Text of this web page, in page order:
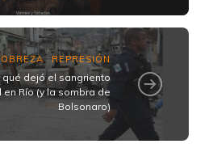
,REPRESIÓN
qué dejó el sangriento
Río (y la sombra de
Bolsonaro)